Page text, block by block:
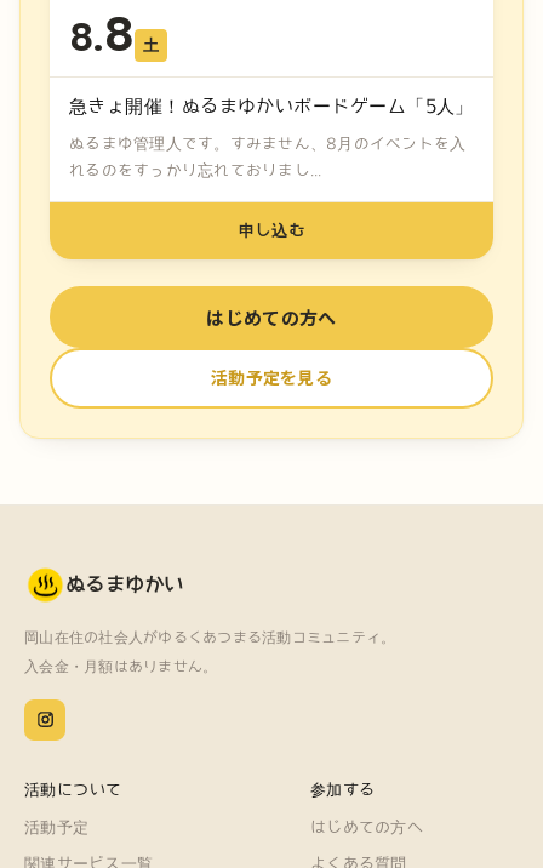
8.8 土
急きょ開催！ぬるまゆかいボードゲーム「5人」
ぬるまゆ管理人です。すみません、8月のイベントを入
れるのをすっかり忘れておりまし...
申し込む
はじめての方へ
活動予定を見る
ぬるまゆかい
岡山在住の社会人がゆるくあつまる活動コミュニティ。
入会金・月額はありません。
活動について
活動予定
関連サービス一覧
参加する
はじめての方へ
よくある質問